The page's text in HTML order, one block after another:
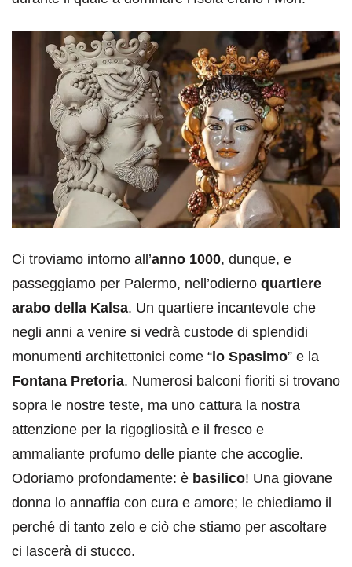
Ci troviamo intorno all’anno 1000, dunque, e
passeggiamo per Palermo, nell’odierno quartiere
arabo della Kalsa. Un quartiere incantevole che
negli anni a venire si vedrà custode di splendidi
monumenti architettonici come “ lo Spasimo” e la
Fontana Pretoria. Numerosi balconi fioriti si trovano
sopra le nostre teste, ma uno cattura la nostra
attenzione per la rigogliosità e il fresco e
ammaliante profumo delle piante che accoglie.
Odoriamo profondamente: è basilico! Una giovane
donna lo annaffia con cura e amore; le chiediamo il
perché di tanto zelo e ciò che stiamo per ascoltare
ci lascerà di stucco.